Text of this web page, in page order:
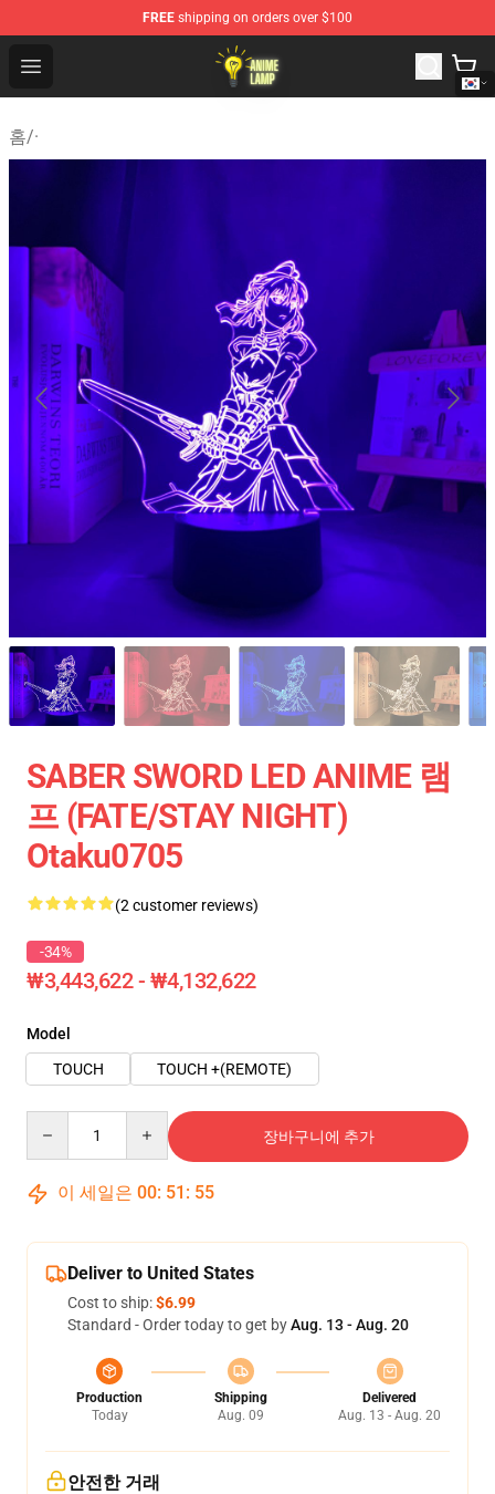
FREE shipping on orders over $100
Open menu
Anime Lamp Shop - The Best Store of Anime Lamp
홈/·
SABER SWORD LED ANIME 램
프 (FATE/STAY NIGHT)
Otaku0705
(2 customer reviews)
-34%
₩3,443,622 - ₩4,132,622
Model
TOUCH
TOUCH +(REMOTE)
장바구니에 추가
이 세일은 00: 51 : 54
Deliver to United States
Cost to ship:$6.99
Standard - Order today to get byAug. 13 - Aug. 20
Production
Today
Shipping
Aug. 09
Delivered
Aug. 13 - Aug. 20
안전한 거래